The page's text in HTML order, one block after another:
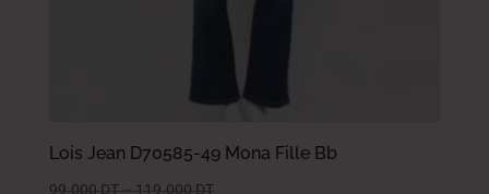
Lois Jean D70585-49 Mona Fille Bb
99.000 DT– 119.000 DT